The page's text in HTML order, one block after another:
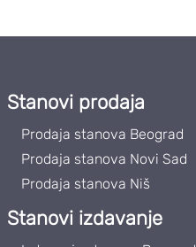
Stanovi prodaja
Prodaja stanova Beograd
Prodaja stanova Novi Sad
Prodaja stanova Niš
Stanovi izdavanje